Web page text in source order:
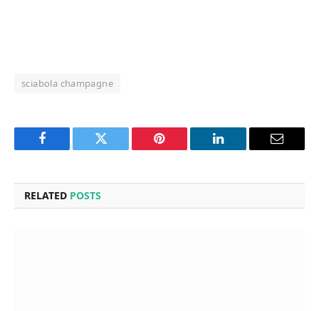
sciabola champagne
Facebook Twitter Pinterest LinkedIn Email
RELATED POSTS